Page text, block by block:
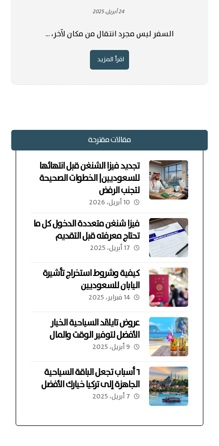
24 أبريل، 2025
السفر ليس مجرد انتقال من مكان لآخر، ...
اقرأ المزيد
مقالات مقترحة
تجديد فيزا الشنغن قبل انتهائها
للسعوديين| الخطوات الصحيحة
لتجنب الرفض
10 أبريل، 2026
فيزا شنغن متعددة الدخول كل ما
تحتاج معرفته قبل التقديم
17 أبريل، 2025
كيفية وشروط استخراج تأشيرة
اليابان للسعوديين
14 فبراير، 2025
عروض تايلاند السياحية الخيار
الأفضل لتوفير الوقت والمال
9 أبريل، 2025
٦ أسباب تجعل الباقة السياحية
الجاهزة إلى تركيا خيارك الأفضل
7 أبريل، 2025